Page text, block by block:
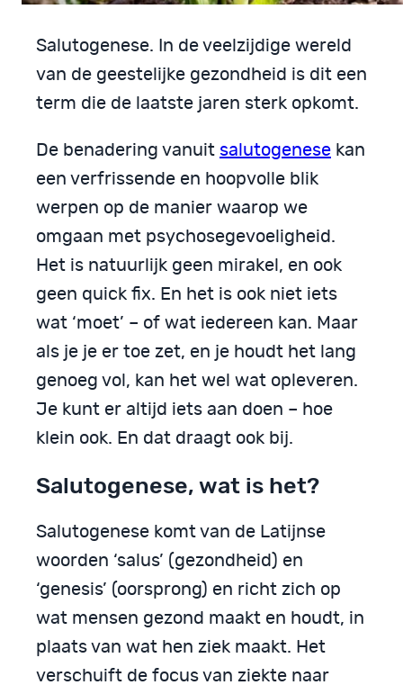
Salutogenese. In de veelzijdige wereld
van de geestelijke gezondheid is dit een
term die de laatste jaren sterk opkomt.
De benadering vanuit salutogenese kan
een verfrissende en hoopvolle blik
werpen op de manier waarop we
omgaan met psychosegevoeligheid.
Het is natuurlijk geen mirakel, en ook
geen quick fix. En het is ook niet iets
wat ‘moet’ – of wat iedereen kan. Maar
als je je er toe zet, en je houdt het lang
genoeg vol, kan het wel wat opleveren.
Je kunt er altijd iets aan doen – hoe
klein ook. En dat draagt ook bij.
Salutogenese, wat is het?
Salutogenese komt van de Latijnse
woorden ‘salus’ (gezondheid) en
‘genesis’ (oorsprong) en richt zich op
wat mensen gezond maakt en houdt, in
plaats van wat hen ziek maakt. Het
verschuift de focus van ziekte naar